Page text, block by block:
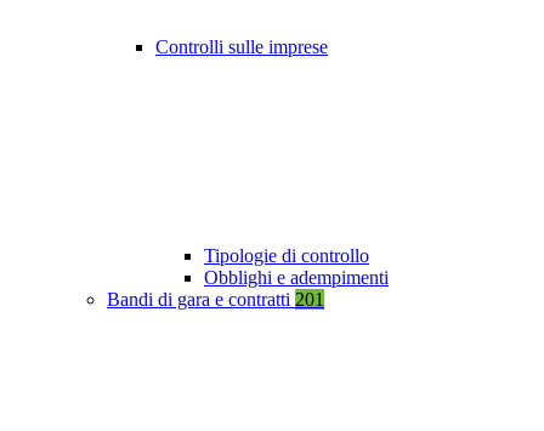
Controlli sulle imprese
Tipologie di controllo
Obblighi e adempimenti
Bandi di gara e contratti 201